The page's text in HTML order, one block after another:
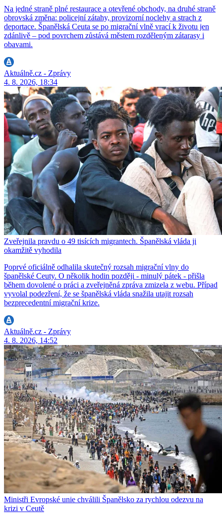
Na jedné straně plné restaurace a otevřené obchody, na druhé straně
obrovská změna: policejní zátahy, provizorní noclehy a strach z
deportace. Španělská Ceuta se po migrační vlně vrací k životu jen
zdánlivě – pod povrchem zůstává městem rozděleným zátarasy i
obavami.
Aktuálně.cz - Zprávy
4. 8. 2026, 18:34
Zveřejnila pravdu o 49 tisících migrantech. Španělská vláda ji
okamžitě vyhodila
Poprvé oficiálně odhalila skutečný rozsah migrační vlny do
španělské Ceuty. O několik hodin později - minulý pátek - přišla
během dovolené o práci a zveřejněná zpráva zmizela z webu. Případ
vyvolal podezření, že se španělská vláda snažila utajit rozsah
bezprecedentní migrační krize.
Aktuálně.cz - Zprávy
4. 8. 2026, 14:52
Ministři Evropské unie chválili Španělsko za rychlou odezvu na
krizi v Ceutě